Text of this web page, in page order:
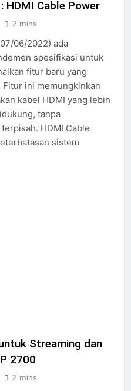
HDMI Cable Power
2 mins
06/2022) ada
spesifikasi untuk
fitur baru yang
ini memungkinkan
kabel HDMI yang lebih
tanpa
HDMI Cable
sistem
Streaming dan
2700
2 mins